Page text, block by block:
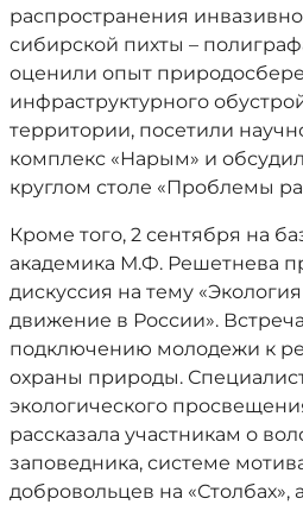
распространения
сибирской пихты –
оценили опыт
инфраструктурного
территории, посетили
комплекс «Нарым» и
круглом столе «Проблемы
Кроме того, 2 сентября на
академика М.Ф. Решетнева
дискуссия на тему
движение в России».
подключению молодежи к
охраны природы.
экологического
рассказала участникам о
заповедника, системе
добровольцев на «Столбах»,